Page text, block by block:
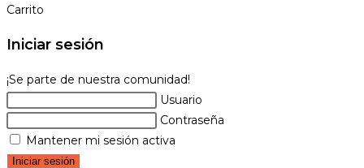
Carrito
Iniciar sesión
¡Se parte de nuestra comunidad!
Usuario
Contraseña
Mantener mi sesión activa
Iniciar sesión